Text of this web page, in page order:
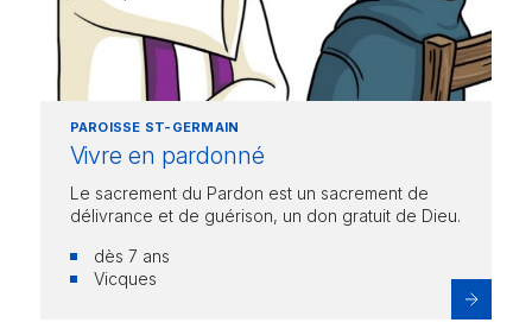
PAROISSE ST-GERMAIN
Vivre en pardonné
Le sacrement du Pardon est un sacrement de
délivrance et de guérison, un don gratuit de Dieu.
dès 7 ans
Vicques